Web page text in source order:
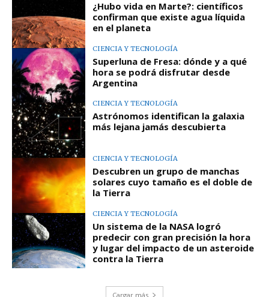
¿Hubo vida en Marte?: científicos
confirman que existe agua líquida
en el planeta
CIENCIA Y TECNOLOGÍA
Superluna de Fresa: dónde y a qué
hora se podrá disfrutar desde
Argentina
CIENCIA Y TECNOLOGÍA
Astrónomos identifican la galaxia
más lejana jamás descubierta
CIENCIA Y TECNOLOGÍA
Descubren un grupo de manchas
solares cuyo tamaño es el doble de
la Tierra
CIENCIA Y TECNOLOGÍA
Un sistema de la NASA logró
predecir con gran precisión la hora
y lugar del impacto de un asteroide
contra la Tierra
Cargar más